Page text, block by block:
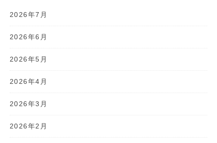
2026年7月
2026年6月
2026年5月
2026年4月
2026年3月
2026年2月